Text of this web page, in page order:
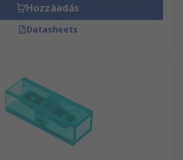
Hozzáadás
Datasheets